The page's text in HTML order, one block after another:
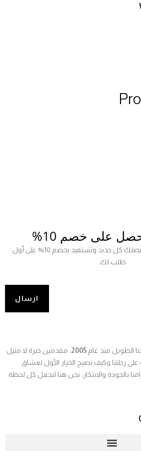
على خصم 10%
سجل بريدك الإلكتروني ليصلك كل جديد وتستفيد بخصم 10% على أول
طلب لك.
الطويل منذ عام 2005، مقدمين خبرة لا مثيل
رحلتنا وكيف نصبح الخيار الأول لعشاق
بالجودة والابتكار، نحن هنا لنجعل كل لحظة